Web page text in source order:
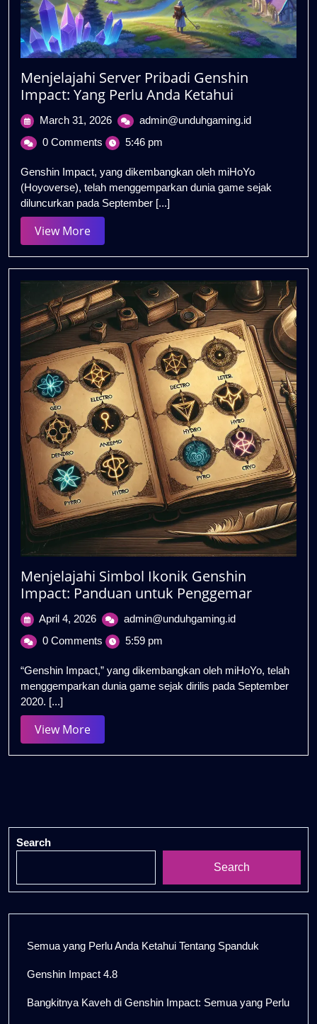
Menjelajahi Server Pribadi Genshin
Impact: Yang Perlu Anda Ketahui
March 31, 2026March
31,
2026
admin@unduhgaming.idMenjelajahi
Impact:
Yang
0 Comments 5:46 pm
Genshin Impact, yang dikembangkan oleh miHoYo
(Hoyoverse), telah menggemparkan dunia game sejak
diluncurkan pada September [...]
View MoreView
More
Menjelajahi Simbol Ikonik Genshin
Impact: Panduan untuk Penggemar
April 4, 2026April
2026
admin@unduhgaming.idMenjelajahi
Impact:
Panduan
0 Comments 5:59 pm
“Genshin Impact,” yang dikembangkan oleh miHoYo, telah
menggemparkan dunia game sejak dirilis pada September
2020. [...]
View MoreView
More
Search
Search
Semua yang Perlu Anda Ketahui Tentang Spanduk
Genshin Impact 4.8
Bangkitnya Kaveh di Genshin Impact: Semua yang Perlu